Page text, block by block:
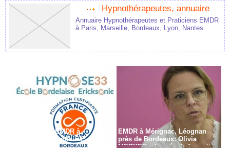
Hypnothérapeutes, annuaire
Annuaire Hypnothérapeutes et Praticiens EMDR
à Paris, Marseille, Bordeaux, Lyon, Nantes
Formation en EMDR à
Bordeaux - Gironde - 33
EMDR à Mérignac, Léognan
près de Bordeaux: Olivia
MERKES, chargée de formation